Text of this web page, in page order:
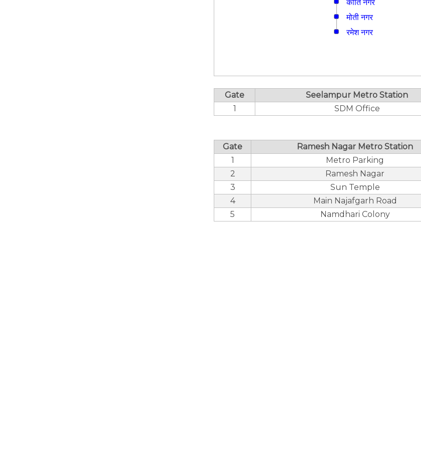
कीर्ति नगर
मोती नगर
रमेश नगर
Gate
Seelampur Metro Station
1
SDM Office
Gate
Ramesh Nagar Metro Station
1
Metro Parking
2
Ramesh Nagar
3
Sun Temple
4
Main Najafgarh Road
5
Namdhari Colony